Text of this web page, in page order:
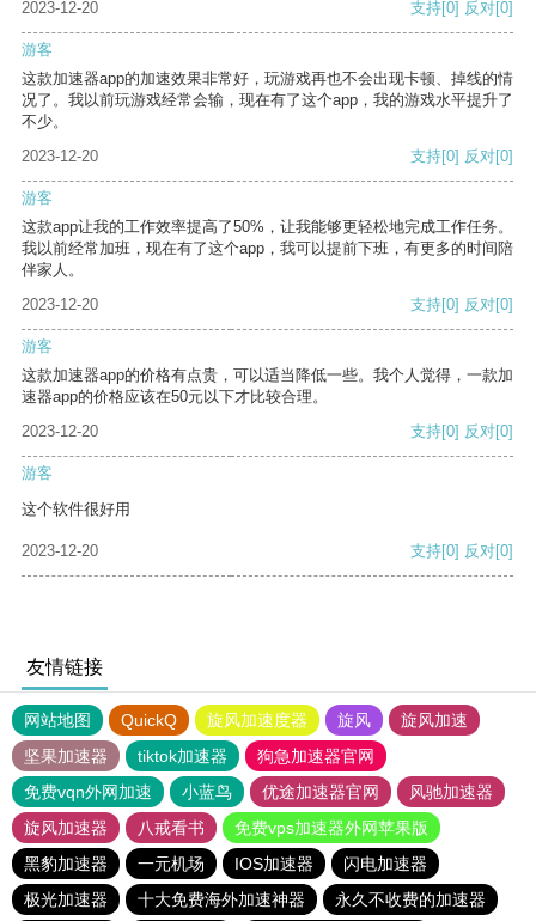
2023-12-20
支持[0] 反对[0]
游客
这款加速器app的加速效果非常好，玩游戏再也不会出现卡顿、掉线的情
况了。我以前玩游戏经常会输，现在有了这个app，我的游戏水平提升了
不少。
2023-12-20
支持[0] 反对[0]
游客
这款app让我的工作效率提高了50%，让我能够更轻松地完成工作任务。
我以前经常加班，现在有了这个app，我可以提前下班，有更多的时间陪
伴家人。
2023-12-20
支持[0] 反对[0]
游客
这款加速器app的价格有点贵，可以适当降低一些。我个人觉得，一款加
速器app的价格应该在50元以下才比较合理。
2023-12-20
支持[0] 反对[0]
游客
这个软件很好用
2023-12-20 支持[0] 反对[0]
友情链接
网站地图 QuickQ 旋风加速度器 旋风
旋风加速
坚果加速器
tiktok加速器
狗急加速器官网
免费vqn外网加速
小蓝鸟 优途加速器官网
风驰加速器
旋风加速器
八戒看书
免费vps加速器外网苹果版
黑豹加速器
一元机场 IOS加速器
闪电加速器
极光加速器
十大免费海外加速神器 永久不收费的加速器